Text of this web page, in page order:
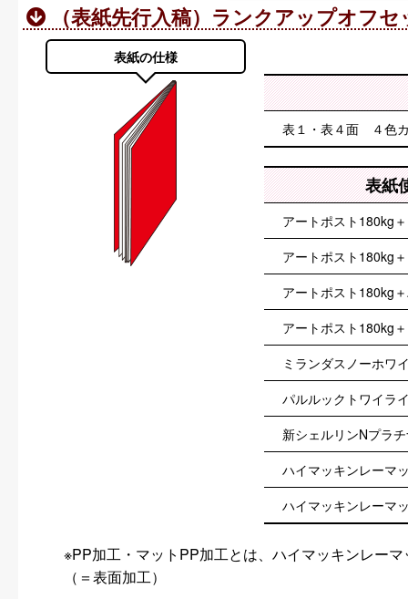
（表紙先行入稿）ランクアップオフ
表紙の仕様
表１・表４面 ４色
表紙
アートポスト180kg
アートポスト180kg
アートポスト180kg
アートポスト180kg
ミランダスノーホワ
パルルックトワイラ
新シェルリンNプラ
ハイマッキンレーマ
ハイマッキンレーマ
※PP加工・マットPP加工とは、ハイマッキンレー
（＝表面加工）